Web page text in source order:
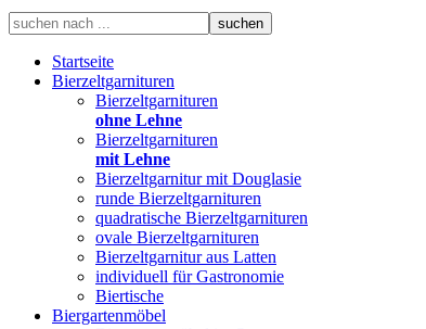
Startseite
Bierzeltgarnituren
Bierzeltgarnituren
ohne Lehne
Bierzeltgarnituren
mit Lehne
Bierzeltgarnitur mit Douglasie
runde Bierzeltgarnituren
quadratische Bierzeltgarnituren
ovale Bierzeltgarnituren
Bierzeltgarnitur aus Latten
individuell für Gastronomie
Biertische
Biergartenmöbel